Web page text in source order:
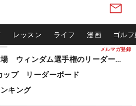
メルマガ登録
レッスン ライフ 漫画 ゴル
松山英樹ら出場 ウィンダム選手権のリーダーボード
ップ リーダーボード
キング